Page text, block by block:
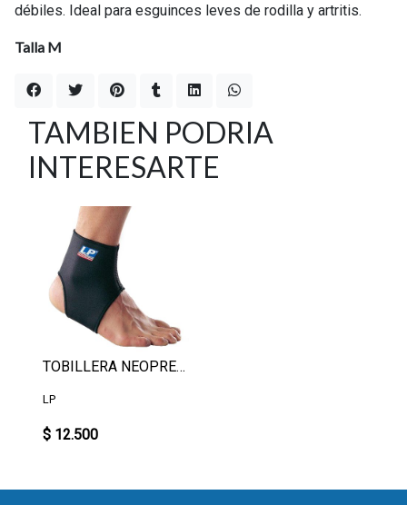
débiles. Ideal para esguinces leves de rodilla y artritis.
Talla M
TAMBIEN PODRIA
INTERESARTE
TOBILLERA NEOPREN M
LP
$ 12.500